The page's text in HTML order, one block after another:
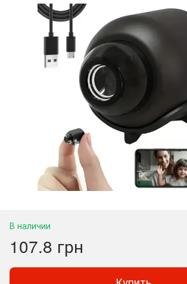
В наличии
107.8 грн